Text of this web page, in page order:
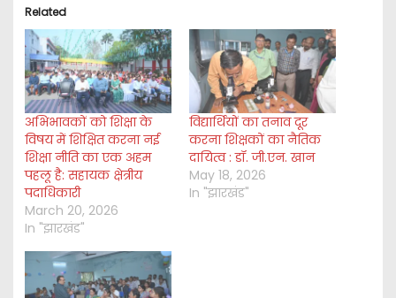
n
g
…
Related
अभिभावकों को शिक्षा के
विषय में शिक्षित करना नई
शिक्षा नीति का एक अहम
पहलू है: सहायक क्षेत्रीय
पदाधिकारी
March 20, 2026
In "झारखंड"
विद्यार्थियों का तनाव दूर
करना शिक्षकों का नैतिक
दायित्व : डॉ. जी.एन. खान
May 18, 2026
In "झारखंड"